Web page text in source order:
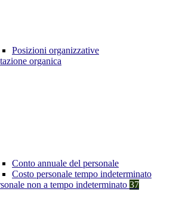
Posizioni organizzative
organica
Conto annuale del personale
Costo personale tempo indeterminato
non a tempo indeterminato 37